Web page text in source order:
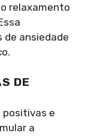
relaxamento
de ansiedade
DE
positivas e
a